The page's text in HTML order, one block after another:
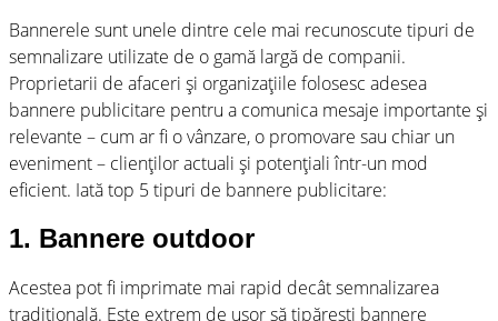
Bannerele sunt unele dintre cele mai recunoscute tipuri de
semnalizare utilizate de o gamă largă de companii.
Proprietarii de afaceri și organizațiile folosesc adesea
bannere publicitare pentru a comunica mesaje importante și
relevante – cum ar fi o vânzare, o promovare sau chiar un
eveniment – clienților actuali și potențiali într-un mod
eficient. Iată top 5 tipuri de bannere publicitare:
1. Bannere outdoor
Acestea pot fi imprimate mai rapid decât semnalizarea
tradițională. Este extrem de ușor să tipărești bannere